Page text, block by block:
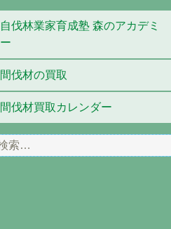
自伐林業家育成塾 森のアカデミ
ー
間伐材の買取
間伐材買取カレンダー